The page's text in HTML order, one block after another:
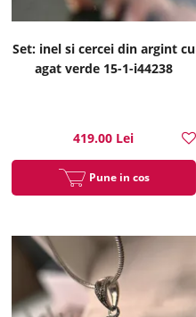
Set: inel si cercei din argint cu
agat verde 15-1-i44238
419.00 Lei
Pune in cos